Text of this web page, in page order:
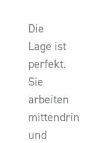
Die
Lage ist
perfekt.
Sie
arbeiten
mittendrin
und